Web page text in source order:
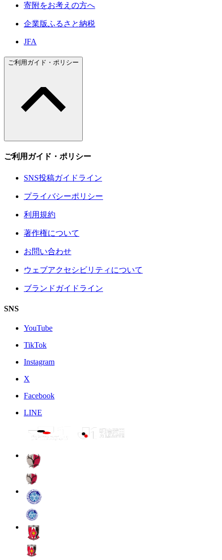
寄附をお考えの方へ
企業版ふるさと納税
JFA
ご利用ガイド・ポリシー
ご利用ガイド・ポリシー
SNS投稿ガイドライン
プライバシーポリシー
利用規約
著作権について
お問い合わせ
ウェブアクセシビリティについて
ブランドガイドライン
SNS
YouTube
TikTok
Instagram
X
Facebook
LINE